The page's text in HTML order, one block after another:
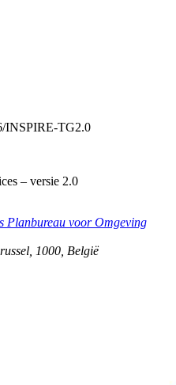
INSPIRE-TG2.0
– versie 2.0
Planbureau voor Omgeving
1000 België